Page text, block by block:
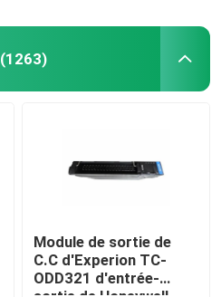
(1263)
Module de sortie de
C.C d'Experion TC-
ODD321 d'entrée-